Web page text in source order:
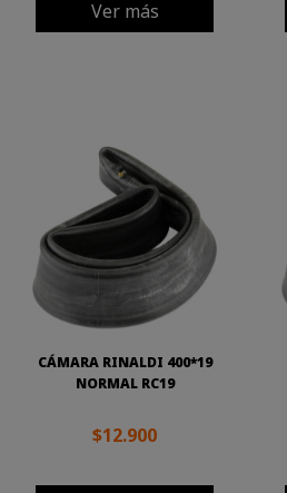
Ver más
CÁMARA RINALDI 400*19
NORMAL RC19
$12.900